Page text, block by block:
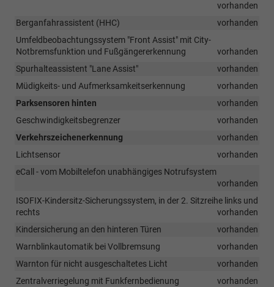
vorhanden
Berganfahrassistent (HHC)
vorhanden
Umfeldbeobachtungssystem "Front Assist" mit City-
Notbremsfunktion und Fußgängererkennung
vorhanden
Spurhalteassistent "Lane Assist"
vorhanden
Müdigkeits- und Aufmerksamkeitserkennung
vorhanden
Parksensoren hinten
vorhanden
Geschwindigkeitsbegrenzer
vorhanden
Verkehrszeichenerkennung
vorhanden
Lichtsensor
vorhanden
eCall - vom Mobiltelefon unabhängiges Notrufsystem
vorhanden
ISOFIX-Kindersitz-Sicherungssystem, in der 2. Sitzreihe links und
rechts
vorhanden
Kindersicherung an den hinteren Türen
vorhanden
Warnblinkautomatik bei Vollbremsung
vorhanden
Warnton für nicht ausgeschaltetes Licht
vorhanden
Zentralverriegelung mit Funkfernbedienung
vorhanden